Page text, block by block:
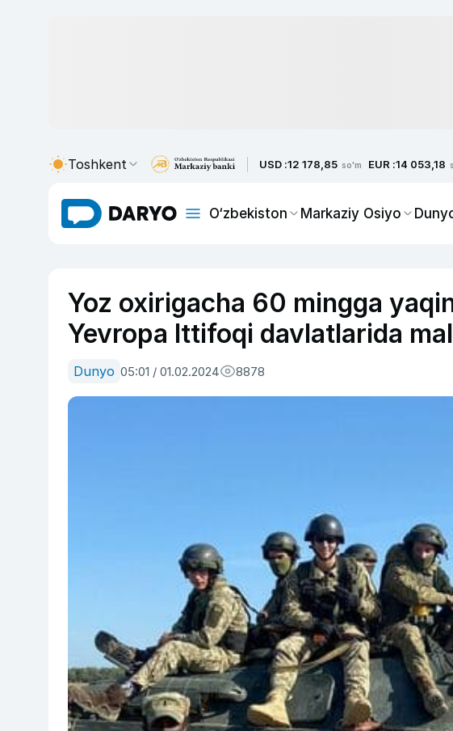
Toshkent USD :12 178,85 so'm EUR :14 053,18
O‘zbekiston Markaziy Osiyo
Yoz oxirigacha 60 mingga
Yevropa Ittifoqi davlatlarida
Dunyo 05:01 / 01.02.2024 8878